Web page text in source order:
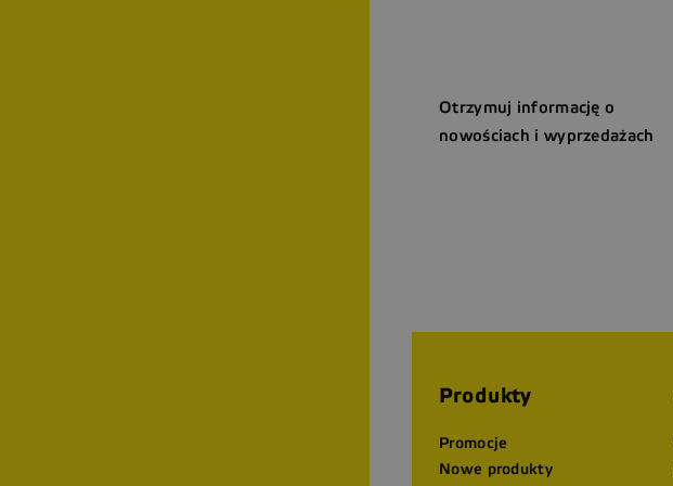
Otrzymuj informację o
nowościach i wyprzedażach
Produkty
Promocje
Nowe produkty